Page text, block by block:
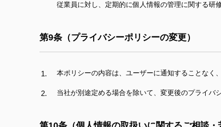
従業員に対し、定期的に個人情報の管理に関する研
第9条（プライバシーポリシーの変更）
本ポリシーの内容は、ユーザーに通知することなく
当社が別途定める場合を除いて、変更後のプライバ